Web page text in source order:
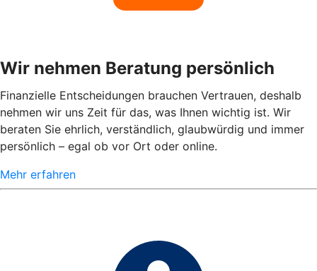
Wir nehmen Beratung persönlich
Finanzielle Entscheidungen brauchen Vertrauen, deshalb
nehmen wir uns Zeit für das, was Ihnen wichtig ist. Wir
beraten Sie ehrlich, verständlich, glaubwürdig und immer
persönlich – egal ob vor Ort oder online.
Mehr erfahren